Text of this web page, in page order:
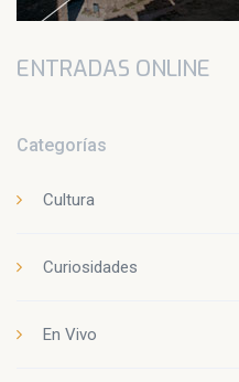
ENTRADAS ONLINE
Categorías
Cultura
Curiosidades
En Vivo